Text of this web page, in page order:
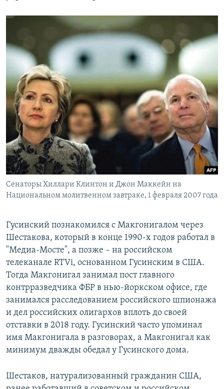
Сенаторы Хиллари Клинтон и Джон Маккейн на
Национальном молитвенном завтраке, 1 февраля 2007 года
Гусинский познакомился с Макгонигалом через
Шестакова, который в конце 1990-х годов работал в
"Медиа-Мосте", а позже – на российском
телеканале RTVi, основанном Гусинским в США.
Тогда Макгонигал занимал пост главного
контрразведчика ФБР в нью-йоркском офисе, где
занимался расследованием российского шпионажа
и дел российских олигархов вплоть до своей
отставки в 2018 году. Гусинский часто упоминал
имя Макгонигала в разговорах, а Макгонигал как
минимум дважды обедал у Гусинского дома.
Шестаков, натурализованный гражданин США,